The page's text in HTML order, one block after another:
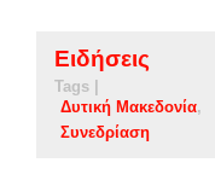
Ειδήσεις
Tags |
Δυτική Μακεδονία
Συνεδρίαση